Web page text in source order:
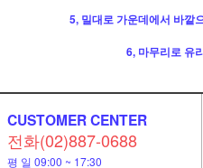
5, 밀대로 가운데에서 바깥
6, 마무리로 유
CUSTOMER CENTER
전화(02)887-0688
평 일 09:00 ~ 17:30